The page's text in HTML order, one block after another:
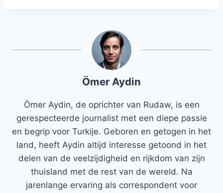
Ömer Aydin
Ömer Aydin, de oprichter van Rudaw, is een
gerespecteerde journalist met een diepe passie
en begrip voor Turkije. Geboren en getogen in het
land, heeft Aydin altijd interesse getoond in het
delen van de veelzijdigheid en rijkdom van zijn
thuisland met de rest van de wereld. Na
jarenlange ervaring als correspondent voor